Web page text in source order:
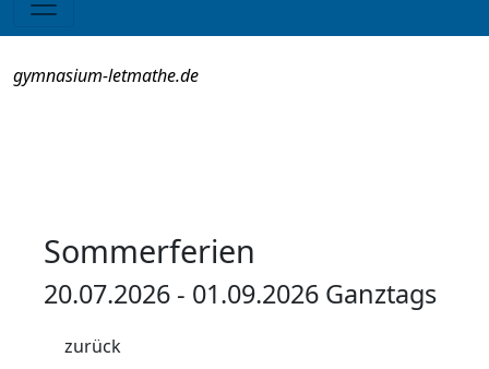
gymnasium-letmathe.de
Sommerferien
20.07.2026 - 01.09.2026 Ganztags
zurück